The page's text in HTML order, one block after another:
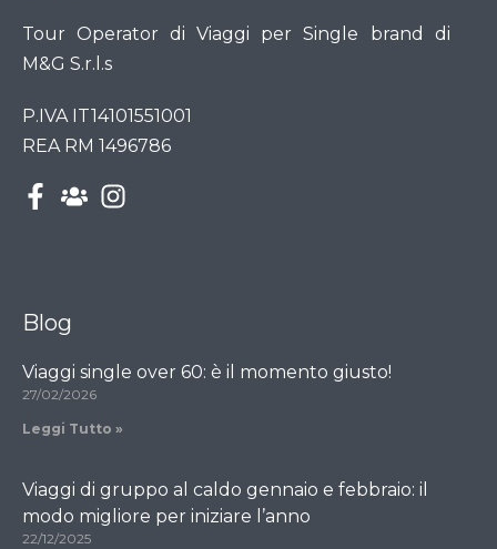
Tour Operator di Viaggi per Single brand di
M&G S.r.l.s
P.IVA IT14101551001
REA RM 1496786
Blog
Viaggi single over 60: è il momento giusto!
27/02/2026
Leggi Tutto »
Viaggi di gruppo al caldo gennaio e febbraio: il
modo migliore per iniziare l’anno
22/12/2025